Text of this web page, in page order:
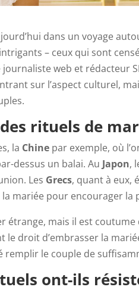
dans un voyage
– ceux qui sont
web et rédacteur
sur l’aspect culturel,
rituels de
la Chine par exemple, où
dessus un balai. Au Japon,
Les Grecs, quant à eux,
mariée pour encourager la
étrange, mais il est
le droit d’embrasser la
remplir le couple de
ont-ils